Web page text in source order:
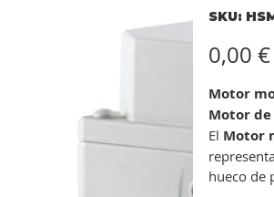
SKU: SKU
HSM1
0,00 €
Motor
Motor
El Motor
hueco de